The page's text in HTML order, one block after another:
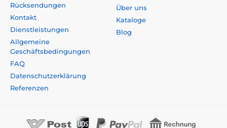
Rücksendungen
Kontakt
Dienstleistungen
Allgemeine
Geschäftsbedingungen
FAQ
Datenschutzerklärung
Referenzen
Über uns
Kataloge
Blog